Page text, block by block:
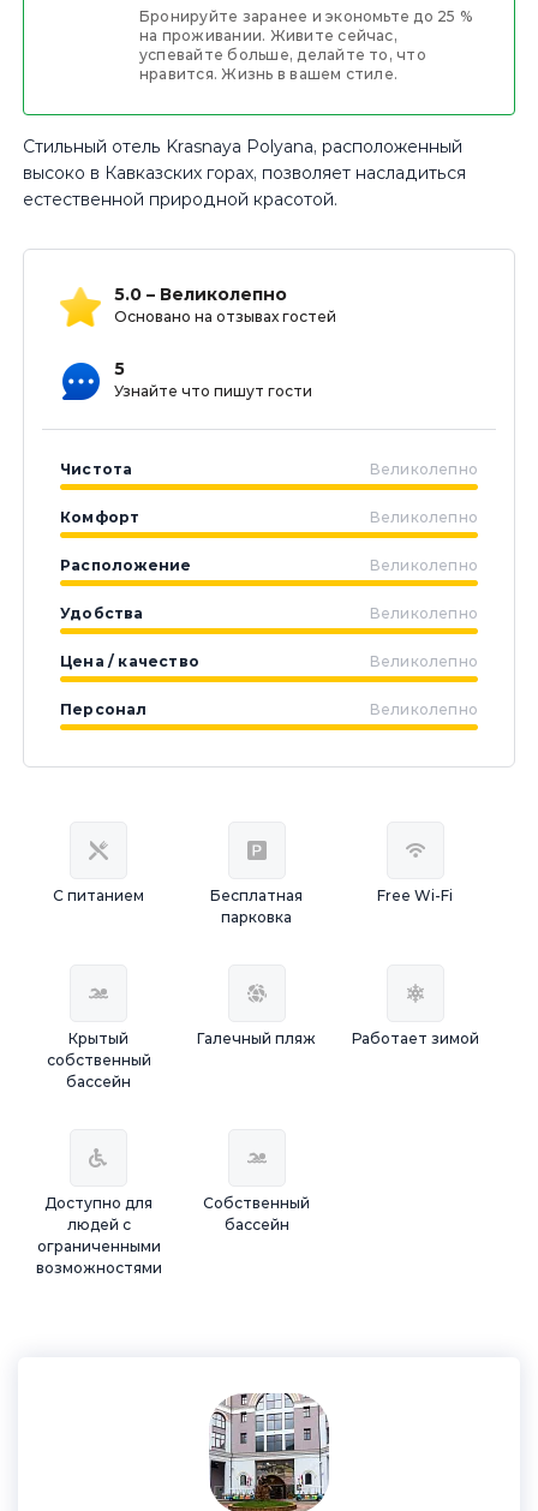
Бронируйте заранее и экономьте до 25 %
на проживании. Живите сейчас,
успевайте больше, делайте то, что
нравится. Жизнь в вашем стиле.
Стильный отель Krasnaya Polyana, расположенный
высоко в Кавказских горах, позволяет насладиться
естественной природной красотой.
5.0 – Великолепно
Основано на отзывах гостей
5
Узнайте что пишут гости
Чистота Великолепно
Комфорт Великолепно
Расположение Великолепно
Удобства Великолепно
Цена / качество Великолепно
Персонал Великолепно
С питанием
Бесплатная
парковка
Free Wi-Fi
Крытый
собственный
бассейн
Галечный пляж Работает зимой
Доступно для
людей с
ограниченными
возможностями
Собственный
бассейн